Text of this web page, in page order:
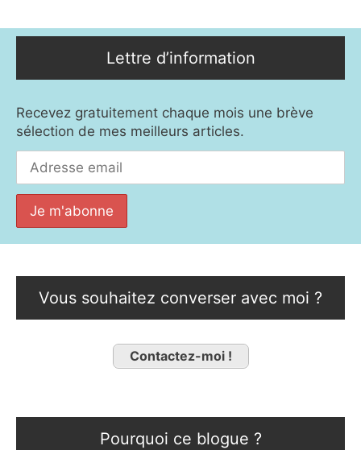
Lettre d’information
Recevez gratuitement chaque mois une brève
sélection de mes meilleurs articles.
Vous souhaitez converser avec moi ?
Contactez-moi !
Pourquoi ce blogue ?